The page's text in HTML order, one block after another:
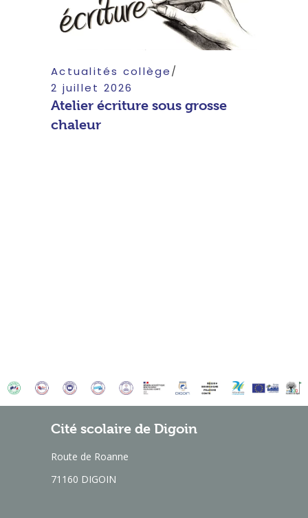
Actualités collège
2 juillet 2026
Atelier écriture sous grosse
chaleur
Cité scolaire de Digoin
Route de Roanne
71160 DIGOIN